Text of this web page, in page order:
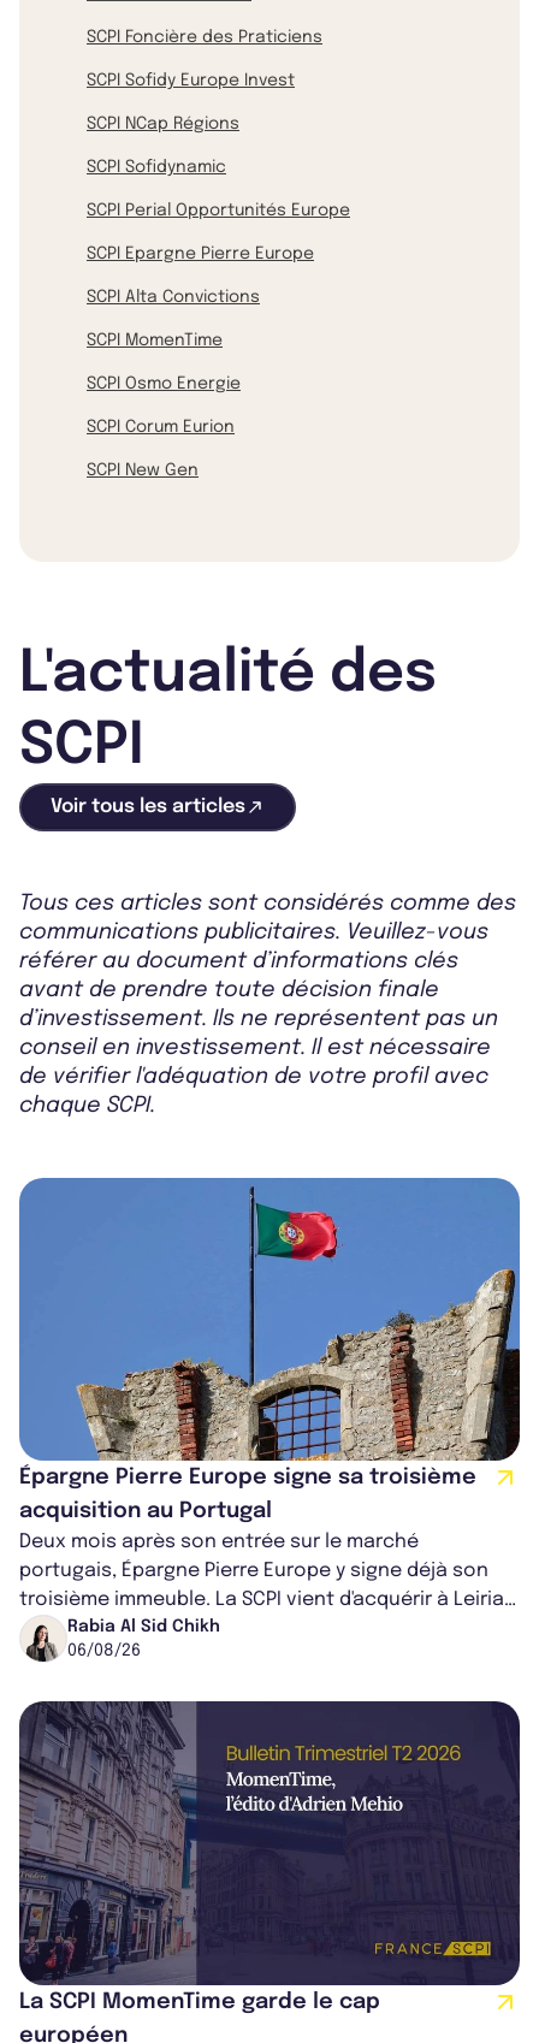
SCPI Foncière des Praticiens
SCPI Sofidy Europe Invest
SCPI NCap Régions
SCPI Sofidynamic
SCPI Perial Opportunités Europe
SCPI Epargne Pierre Europe
SCPI Alta Convictions
SCPI MomenTime
SCPI Osmo Energie
SCPI Corum Eurion
SCPI New Gen
L'actualité des
SCPI
Voir tous les articles
Tous ces articles sont considérés comme des
communications publicitaires. Veuillez-vous
référer au document d’informations clés
avant de prendre toute décision finale
d’investissement. Ils ne représentent pas un
conseil en investissement. Il est nécessaire
de vérifier l'adéquation de votre profil avec
chaque SCPI.
Épargne Pierre Europe signe sa troisième
acquisition au Portugal
Deux mois après son entrée sur le marché
portugais, Épargne Pierre Europe y signe déjà son
troisième immeuble. La SCPI vient d'acquérir à Leiria,
dans le centre du pays, un établis...
Rabia Al Sid Chikh
06/08/26
La SCPI MomenTime garde le cap
européen